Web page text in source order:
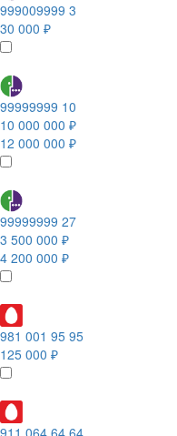
999009999 3
30 000 ₽
99999999 10
10 000 000 ₽
12 000 000 ₽
99999999 27
3 500 000 ₽
4 200 000 ₽
981 001 95 95
125 000 ₽